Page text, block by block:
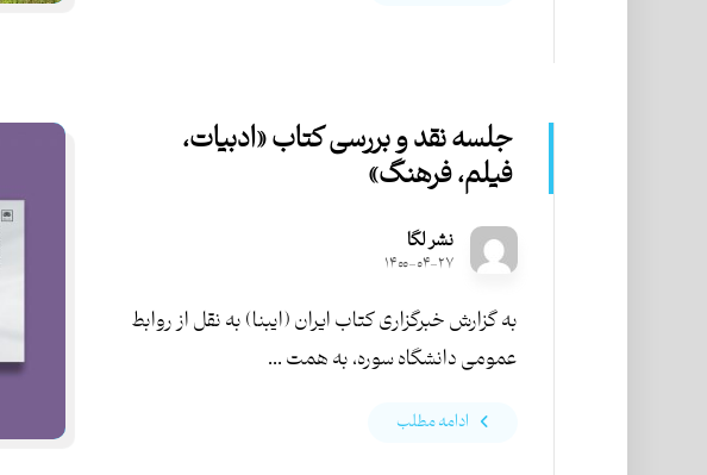
جلسه نقد و بررسی کتاب «ادبیات،
فیلم، فرهنگ»
نشر لگا
۱۴۰۰-۰۴-۲۷
به گزارش خبرگزاری کتاب ایران (ایبنا) به نقل از روابط
عمومی دانشگاه سوره، به همت ...
ادامه مطلب